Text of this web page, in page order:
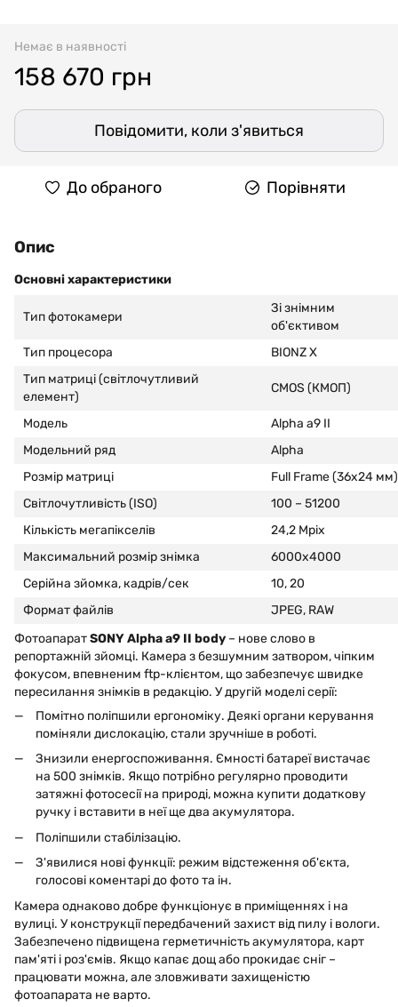
Немає в наявності
158 670 грн
Повідомити, коли з'явиться
До обраного Порівняти
Опис
Основні характеристики
Тип фотокамери
Зі знімним
об'єктивом
Тип процесора
BIONZ X
Тип матриці (світлочутливий
елемент)
CMOS (КМОП)
Модель
Alpha a9 II
Модельний ряд
Alpha
Розмір матриці
Full Frame (36х24 мм)
Світлочутливість (ISO)
100 – 51200
Кількість мегапікселів
24,2 Mpix
Максимальний розмір знімка
6000x4000
Серійна зйомка, кадрів/сек
10, 20
Формат файлів
JPEG, RAW
ФотоапаратSONY Alpha a9 II body – нове слово в
репортажній зйомці. Камера з безшумним затвором, чіпким
фокусом, впевненим ftp-клієнтом, що забезпечує швидке
пересилання знімків в редакцію. У другій моделі серії:
Помітно поліпшили ергономіку. Деякі органи керування
поміняли дислокацію, стали зручніше в роботі.
Знизили енергоспоживання. Ємності батареї вистачає
на 500 знімків. Якщо потрібно регулярно проводити
затяжні фотосесії на природі, можна купити додаткову
ручку і вставити в неї ще два акумулятора.
Поліпшили стабілізацію.
З'явилися нові функції: режим відстеження об'єкта,
голосові коментарі до фото та ін.
Камера однаково добре функціонує в приміщеннях і на
вулиці. У конструкції передбачений захист від пилу і вологи.
Забезпечено підвищена герметичність акумулятора, карт
пам'яті і роз'ємів. Якщо капає дощ або прокидає сніг –
працювати можна, але зловживати захищеністю
фотоапарата не варто.